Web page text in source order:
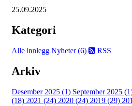
25.09.2025
Kategori
Alle innlegg Nyheter (6) RSS
Arkiv
Desember 2025 (1) September 2025
(18) 2021 (24) 2020 (24) 2019 (29)